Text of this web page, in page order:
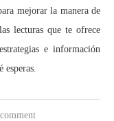
mejorar la manera de
lecturas que te ofrece
e información